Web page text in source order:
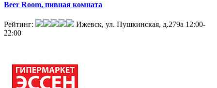
Beer Room, пивная комната
Рейтинг: Ижевск, ул. Пушкинская, д.279а 12:00-
22:00